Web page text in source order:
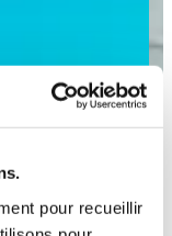
pour recueillir